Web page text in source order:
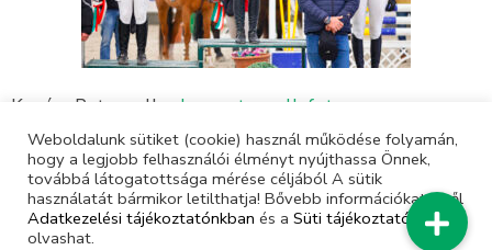
Kovács Petronella shop.petronellafoto.com
Weboldalunk sütiket (cookie) használ működése folyamán,
hogy a legjobb felhasználói élményt nyújthassa Önnek,
továbbá látogatottsága mérése céljából A sütik
használatát bármikor letilthatja! Bővebb információkat erről
Adatkezelési tájékoztatónkban és a Süti tájékoztatónkban
olvashat.